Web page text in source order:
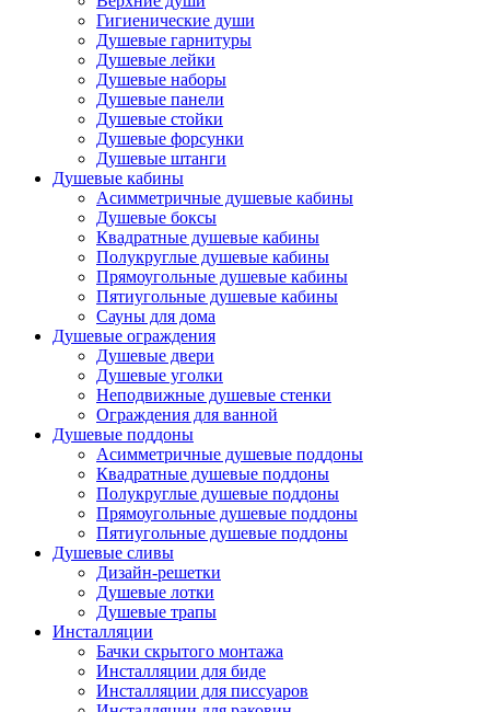
Гигиенические души
Душевые гарнитуры
Душевые лейки
Душевые наборы
Душевые панели
Душевые стойки
Душевые форсунки
Душевые штанги
Душевые кабины
Асимметричные душевые кабины
Душевые боксы
Квадратные душевые кабины
Полукруглые душевые кабины
Прямоугольные душевые кабины
Пятиугольные душевые кабины
Сауны для дома
Душевые ограждения
Душевые двери
Душевые уголки
Неподвижные душевые стенки
Ограждения для ванной
Душевые поддоны
Асимметричные душевые поддоны
Квадратные душевые поддоны
Полукруглые душевые поддоны
Прямоугольные душевые поддоны
Пятиугольные душевые поддоны
Душевые сливы
Дизайн-решетки
Душевые лотки
Душевые трапы
Инсталляции
Бачки скрытого монтажа
Инсталляции для биде
Инсталляции для писсуаров